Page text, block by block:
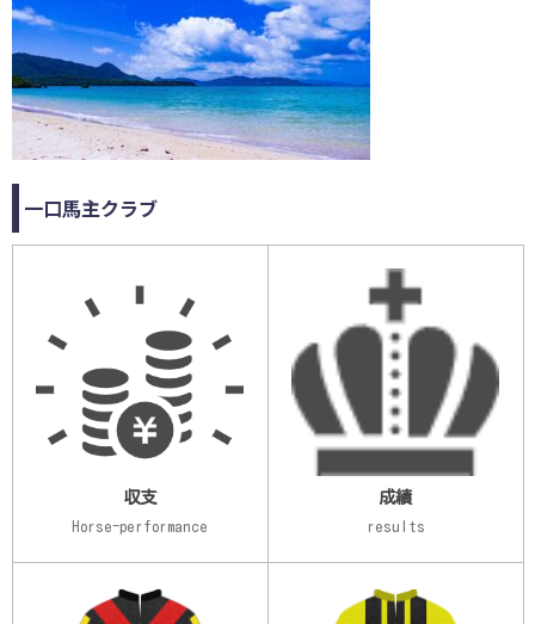
一口馬主クラブ
収支
Horse-performance
成績
results